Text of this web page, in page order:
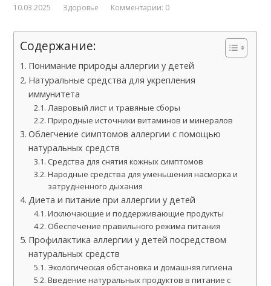
10.03.2025 Здоровье Комментарии: 0
Содержание:
Понимание природы аллергии у детей
Натуральные средства для укрепления
иммунитета
Лавровый лист и травяные сборы
Природные источники витаминов и минералов
Облегчение симптомов аллергии с помощью
натуральных средств
Средства для снятия кожных симптомов
Народные средства для уменьшения насморка и
затрудненного дыхания
Диета и питание при аллергии у детей
Исключающие и поддерживающие продукты
Обеспечение правильного режима питания
Профилактика аллергии у детей посредством
натуральных средств
Экологическая обстановка и домашняя гигиена
Введение натуральных продуктов в питание с